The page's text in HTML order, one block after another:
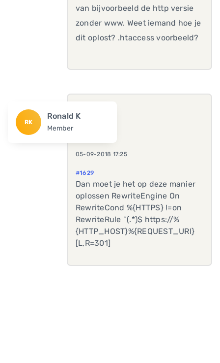
van bijvoorbeeld de http versie
zonder www. Weet iemand hoe je
dit oplost? .htaccess voorbeeld?
RK
Ronald K
Member
05-09-2018 17:25
#1629
Dan moet je het op deze manier
oplossen RewriteEngine On
RewriteCond %{HTTPS} !=on
RewriteRule ^(.*)$ https://%
{HTTP_HOST}%{REQUEST_URI}
[L,R=301]